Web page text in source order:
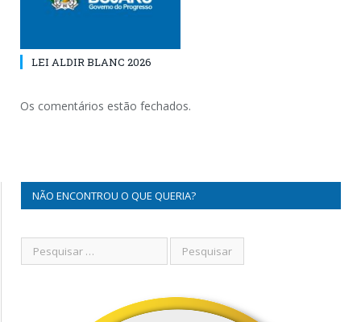
LEI ALDIR BLANC 2026
Os comentários estão fechados.
NÃO ENCONTROU O QUE QUERIA?